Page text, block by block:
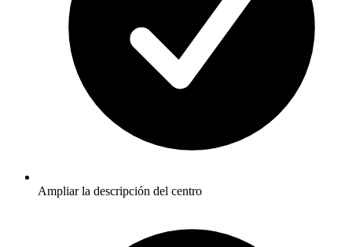
Ampliar la descripción del centro